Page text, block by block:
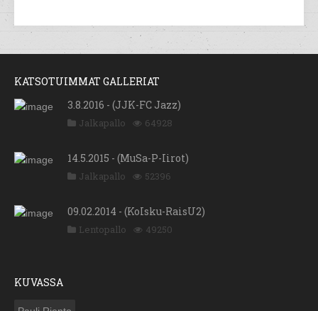
KATSOTUIMMAT GALLERIAT
3.8.2016 - (JJK-FC Jazz)
Jalkapallo 64928
14.5.2015 - (MuSa-P-Iirot)
Jalkapallo 52396
09.02.2014 - (KoIsku-RaisU2)
Lentopallo 49250
KUVASSA